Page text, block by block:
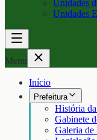
Unidades
Unidades
Menu
Início
Prefeitura
História
Gabinete
Galeria de